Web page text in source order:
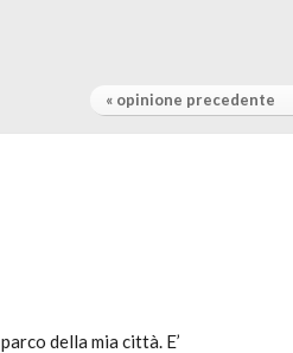
« opinione precedente
della mia città. E’